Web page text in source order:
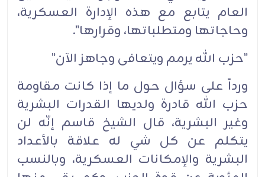
العام يتابع مع هذه الإدارة العسكرية،
وحاجاتها ومتطلباتها، وقرارها".
"حزب الله يرمم ويتعافى وجاهز الآن"
ورداً على سؤال حول ما إذا كانت مقاومة
حزب الله قادرة ولديها القدرات البشرية
وغير البشرية، قال الشيخ قاسم إنّه لن
يتكلم عن كل شي له علاقة بالأعداد
البشرية والإمكانات العسكرية، وبالنسب